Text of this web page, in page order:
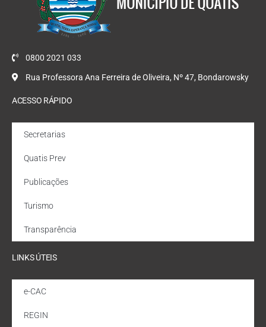
0800 2021 033
Rua Professora Ana Ferreira de Oliveira, Nº 47, Bondarowsky
ACESSO RÁPIDO
Secretarias
Quatis Prev
Publicações
Turismo
Transparência
LINKS ÚTEIS
e-CAC
REGIN